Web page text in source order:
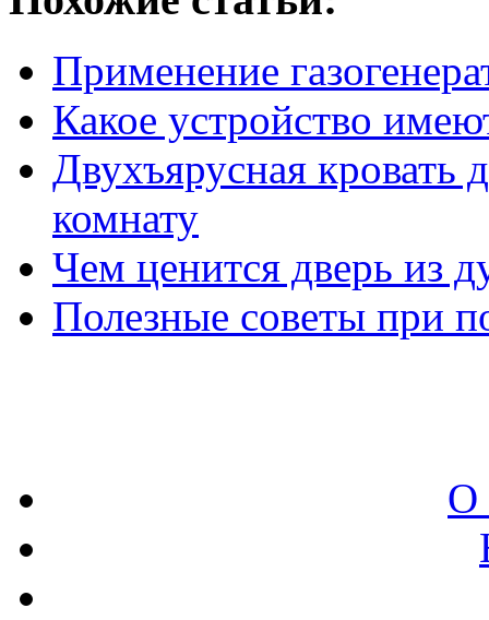
Применение
Какое устройство
Двухъярусная кровать
комнату
Чем ценится дверь из
Полезные советы при
О